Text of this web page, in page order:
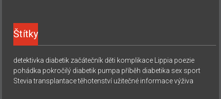
Štítky
detektivka diabetik začátečník děti komplikace Lippia poezie
pohádka pokročilý diabetik pumpa příběh diabetika sex sport
Stevia transplantace těhotenství užitečné informace výživa